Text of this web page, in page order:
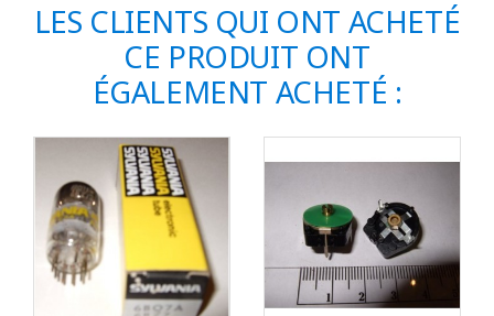
LES CLIENTS QUI ONT ACHETÉ
CE PRODUIT ONT
ÉGALEMENT ACHETÉ :